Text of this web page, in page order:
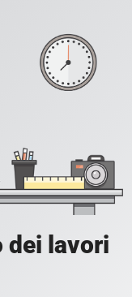
dei lavori